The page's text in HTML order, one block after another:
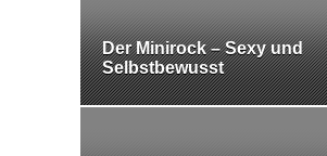
Der Minirock – Sexy und
Selbstbewusst